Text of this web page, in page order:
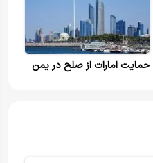
حمایت امارات از صلح در یمن